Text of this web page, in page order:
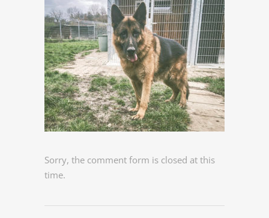
Sorry, the comment form is closed at this
time.